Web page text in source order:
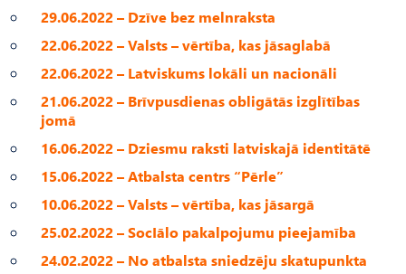
29.06.2022 – Dzīve bez melnraksta
22.06.2022 – Valsts – vērtība, kas jāsaglabā
22.06.2022 – Latviskums lokāli un nacionāli
21.06.2022 – Brīvpusdienas obligātās izglītības
jomā
16.06.2022 – Dziesmu raksti latviskajā identitātē
15.06.2022 – Atbalsta centrs “Pērle”
10.06.2022 – Valsts – vērtība, kas jāsargā
25.02.2022 – SocIālo pakalpojumu pieejamība
24.02.2022 – No atbalsta sniedzēju skatupunkta